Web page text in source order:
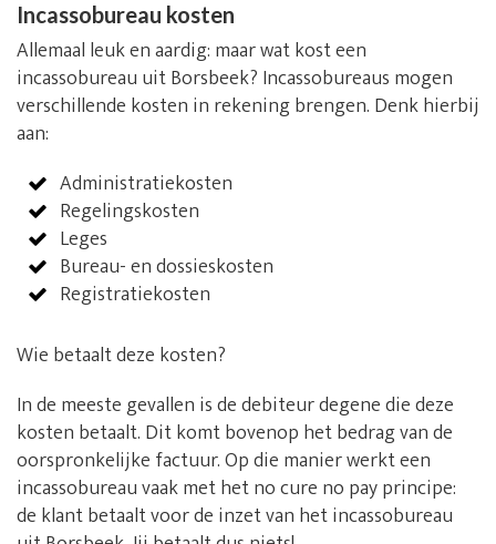
Incassobureau kosten
Allemaal leuk en aardig: maar wat kost een
incassobureau uit Borsbeek? Incassobureaus mogen
verschillende kosten in rekening brengen. Denk hierbij
aan:
Administratiekosten
Regelingskosten
Leges
Bureau- en dossieskosten
Registratiekosten
Wie betaalt deze kosten?
In de meeste gevallen is de debiteur degene die deze
kosten betaalt. Dit komt bovenop het bedrag van de
oorspronkelijke factuur. Op die manier werkt een
incassobureau vaak met het no cure no pay principe:
de klant betaalt voor de inzet van het incassobureau